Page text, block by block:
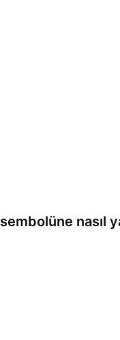
sembolüne nasıl